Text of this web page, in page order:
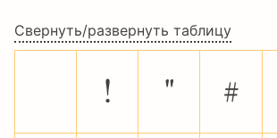
Свернуть/развернуть таблицу
! " #